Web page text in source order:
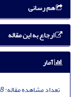
هم رسانی
ارجاع به این مقاله
آمار
تعداد مشاهده مقاله: